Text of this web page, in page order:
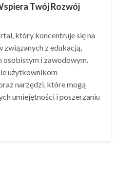
Twój Rozwój
który koncentruje się na
z edukacją,
i zawodowym.
użytkownikom
narzędzi, które mogą
umiejętności i poszerzaniu